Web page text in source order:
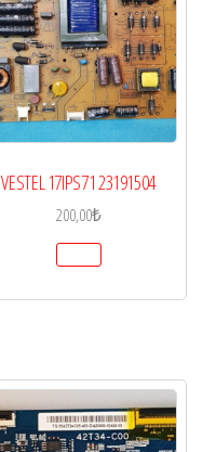
VESTEL 17IPS71 23191504
200,00₺